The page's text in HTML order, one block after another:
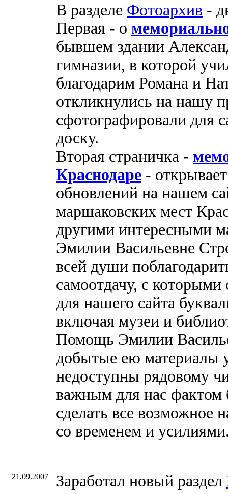
В разделе Фотоархив -
Первая - о
бывшем здании
гимназии, в которой
благодарим Романа и
откликнулись на нашу
сфотографировали для
доску.
Вторая страничка -
Краснодаре -
обновлений на нашем
маршаковских мест
другими интересными
Эмилии Васильевне
всей души
самоотдачу, с
для нашего сайта
включая музеи и
Помощь Эмилии
добытые ею материалы
недоступны рядовому
важным для нас фактом
сделать все возможное
со временем и
21.09.2007 Заработал новый раздел